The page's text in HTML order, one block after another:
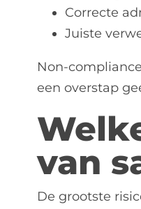
Correcte
Juiste
Non-
een overstap
van
De grootste